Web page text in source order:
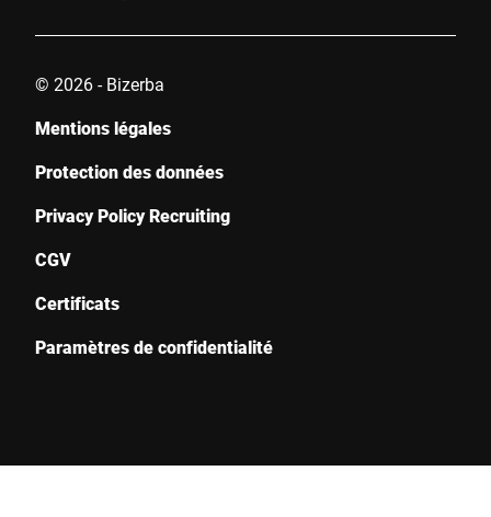
© 2026 - Bizerba
Mentions légales
Protection des données
Privacy Policy Recruiting
CGV
Certificats
Paramètres de confidentialité